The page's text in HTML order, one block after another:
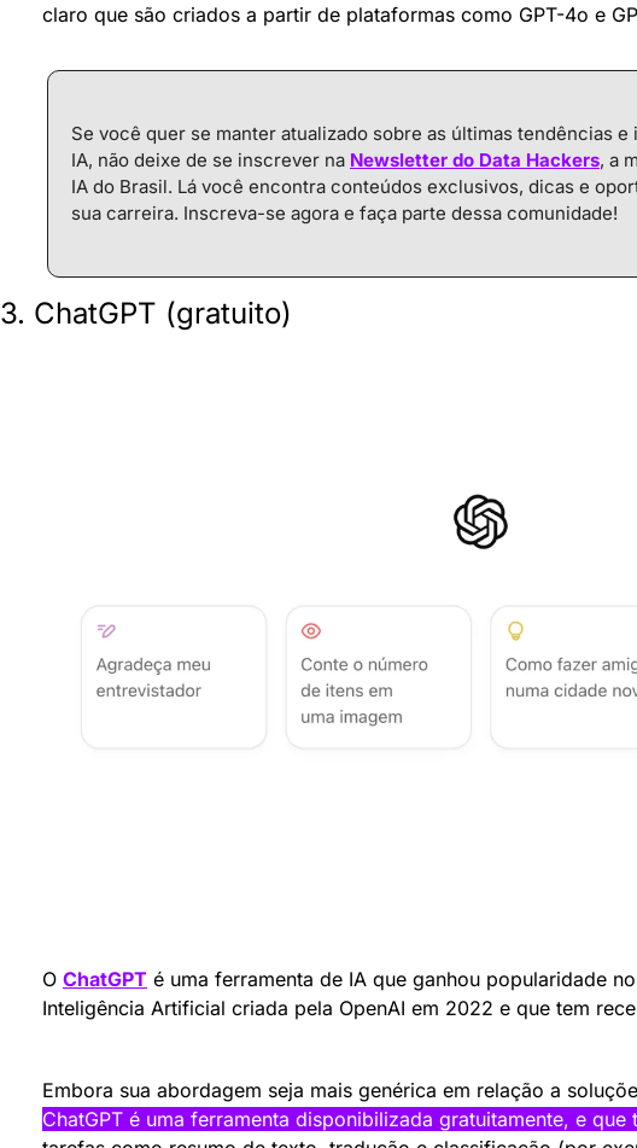
claro que são criados a partir de plataformas como GPT-4o e
Se você quer se manter atualizado sobre as últimas tendências e
IA, não deixe de se inscrever na Newsletter do Data Hackers, a
IA do Brasil. Lá você encontra conteúdos exclusivos, dicas e
sua carreira. Inscreva-se agora e faça parte dessa comunidade!
3. ChatGPT (gratuito)
O ChatGPT é uma ferramenta de IA que ganhou popularidade
Inteligência Artificial criada pela OpenAI em 2022 e que tem
Embora sua abordagem seja mais genérica em relação a
ChatGPT é uma ferramenta disponibilizada gratuitamente, e